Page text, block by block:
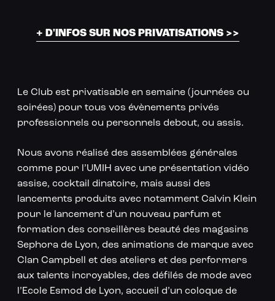
+ D'INFOS SUR NOS PRIVATISATIONS >>
Le Club est privatisable en semaine (journées ou
soirées) pour tous vos évènements privés
professionnels ou personnels debout, ou assis.
Nous avons réalisé des assemblées générales
comme pour l’UMIH avec une présentation vidéo
assise, cocktail dinatoire, mais aussi des
lancements produits avec notamment Calvin Klein
pour le lancement d’un nouveau parfum et
formation des conseillères beauté des magasins
Sephora de Lyon, des animations de marque avec
Clan Campbell et des ateliers et des performers
aux talents incroyables, des défilés de mode avec
l’Ecole Esmod de Lyon, accueil d’un coloque de